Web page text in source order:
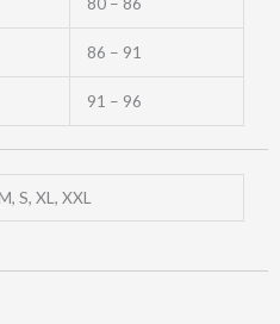
86 – 91
91 – 96
S, XL, XXL